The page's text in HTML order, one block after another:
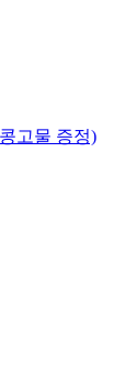
고물 증정)